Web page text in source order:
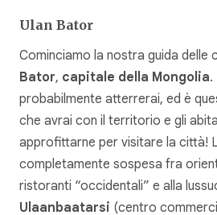
Ulan Bator
Cominciamo la nostra guida delle
Bator, capitale della Mongolia.
probabilmente atterrerai, ed è
che avrai con il territorio e gli
approfittarne per visitare la città!
completamente sospesa fra
ristoranti “occidentali” e alla
Ulaanbaatarsi (centro